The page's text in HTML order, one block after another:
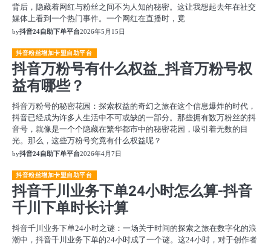
背后，隐藏着网红与粉丝之间不为人知的秘密。这让我想起去年在社交
媒体上看到一个热门事件。一个网红在直播时，竟
by抖音24自助下单平台2026年5月15日
抖音粉丝增加卡盟自助平台
抖音万粉号有什么权益_抖音万粉号权
益有哪些？
抖音万粉号的秘密花园：探索权益的奇幻之旅在这个信息爆炸的时代，
抖音已经成为许多人生活中不可或缺的一部分。那些拥有数万粉丝的抖
音号，就像是一个个隐藏在繁华都市中的秘密花园，吸引着无数的目
光。那么，这些万粉号究竟有什么权益呢？
by抖音24自助下单平台2026年4月7日
抖音粉丝增加卡盟自助平台
抖音千川业务下单24小时怎么算-抖音
千川下单时长计算
抖音千川业务下单24小时之谜：一场关于时间的探索之旅在数字化的浪
潮中，抖音千川业务下单的24小时成了一个谜。这24小时，对于创作者